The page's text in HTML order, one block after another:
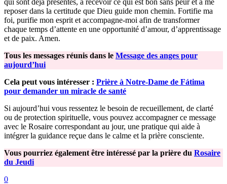
reposer dans la certitude que Dieu guide mon chemin. Fortifie ma
foi, purifie mon esprit et accompagne-moi afin de transformer
chaque temps d’attente en une opportunité d’amour, d’apprentissage
et de paix. Amen.
Tous les messages réunis dans le Message des anges pour
aujourd’hui
Cela peut vous intéresser : Prière à Notre-Dame de Fátima
pour demander un miracle de santé
Si aujourd’hui vous ressentez le besoin de recueillement, de clarté
ou de protection spirituelle, vous pouvez accompagner ce message
avec le Rosaire correspondant au jour, une pratique qui aide à
intégrer la guidance reçue dans le calme et la prière consciente.
Vous pourriez également être intéressé par la prière du Rosaire
du Jeudi
0